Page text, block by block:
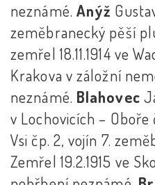
neznámé. Anýž
zeměbranecký pěší
zemřel 18.11.1914 ve
Krakova v záložní
neznámé. Blahovec
v Lochovicích –
Vsi čp. 2, vojín 7.
Zemřel 19.2.1915 ve